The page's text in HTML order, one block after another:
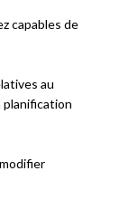
capables de
au
planification